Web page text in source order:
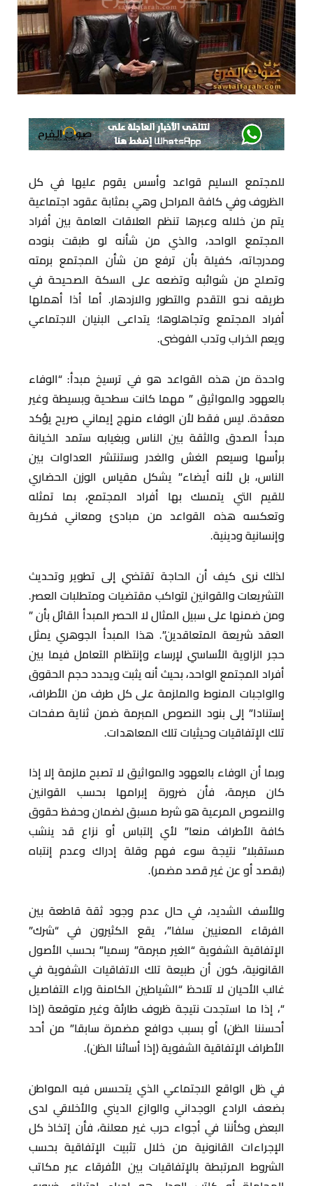
للمجتمع السليم قواعد وأسس يقوم عليها في كل
الظروف وفي كافة المراحل وهي بمثابة عقود اجتماعية
يتم من خلاله وعبرها تنظم العلاقات العامة بين أفراد
المجتمع الواحد، والذي من شأنه لو طبقت بنوده
ومدرجاته، كفيلة بأن ترفع من شأن المجتمع برمته
وتصلح من شوائبه وتضعه على السكة الصحيحة في
طريقه نحو التقدم والتطور والازدهار. أما أذا أهملها
أفراد المجتمع وتجاهلوها؛ يتداعى البنيان الاجتماعي
ويعم الخراب وتدب الفوضى.
واحدة من هذه القواعد هو في ترسيخ مبدأ: “الوفاء
بالعهود والمواثيق ” مهما كانت سطحية وبسيطة وغير
معقدة. ليس فقط لأن الوفاء منهج إيماني صريح يؤكد
مبدأ الصدق والثقة بين الناس وبغيابه ستمد الخيانة
برأسها وسيعم الغش والغدر وستنتشر العداوات بين
الناس، بل لأنه أيضاء” يشكل مقياس الوزن الحضاري
للقيم التي يتمسك بها أفراد المجتمع، بما تمثله
وتعكسه هذه القواعد من مبادئ ومعاني فكرية
وإنسانية ودينية.
لذلك نرى كيف أن الحاجة تقتضي إلى تطوير وتحديث
التشريعات والقوانين لتواكب مقتضيات ومتطلبات العصر.
ومن ضمنها على سبيل المثال لا الحصر المبدأ القائل بأن ”
العقد شريعة المتعاقدين”. هذا المبدأ الجوهري يمثل
حجر الزاوية الأساسي لإرساء وإنتظام التعامل فيما بين
أفراد المجتمع الواحد، بحيث أنه يثبت ويحدد حجم الحقوق
والواجبات المنوط والملزمة على كل طرف من الأطراف،
إستنادا” إلى بنود النصوص المبرمة ضمن ثناية صفحات
تلك الإتفاقيات وحيثيات تلك المعاهدات.
وبما أن الوفاء بالعهود والمواثيق لا تصبح ملزمة إلا إذا
كان مبرمة، فأن ضرورة إبرامها بحسب القوانين
والنصوص المرعية هو شرط مسبق لضمان وحفظ حقوق
كافة الأطراف منعا” لأي إلتباس أو نزاع قد ينشب
مستقبلا” نتيجة سوء فهم وقلة إدراك وعدم إنتباه
(بقصد أو عن غير قصد مضمر).
وللأسف الشديد، في حال عدم وجود ثقة قاطعة بين
الفرقاء المعنيين سلفا”، يقع الكثيرون في “شرك”
الإتفاقية الشفوية “الغير مبرمة” رسميا” بحسب الأصول
القانونية، كون أن طبيعة تلك الاتفاقيات الشفوية في
غالب الأحيان لا تلاحظ “الشياطين الكامنة وراء التفاصيل
“، إذا ما استجدت نتيجة ظروف طارئة وغير متوقعة (إذا
أحسننا الظن) أو بسبب دوافع مضمرة سابقا” من أحد
الأطراف الإتفاقية الشفوية (إذا أسائنا الظن).
في ظل الواقع الاجتماعي الذي يتحسس فيه المواطن
بضعف الرادع الوجداني والوازع الديني والأخلاقي لدى
البعض وكأننا في أجواء حرب غير معلنة، فأن إتخاذ كل
الإجراءات القانونية من خلال تثبيت الإتفاقية بحسب
الشروط المرتبطة بالإتفاقيات بين الأفرقاء عبر مكاتب